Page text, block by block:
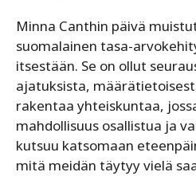
Minna Canthin päivä
suomalainen tasa-
itsestään. Se on ollut
ajatuksista,
rakentaa yhteiskuntaa,
mahdollisuus osallistua ja
kutsuu katsomaan
mitä meidän täytyy vielä